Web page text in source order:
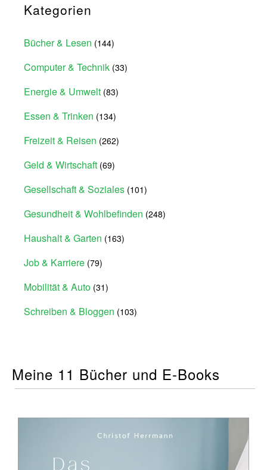
Kategorien
Bücher & Lesen (144)
Computer & Technik (33)
Energie & Umwelt (83)
Essen & Trinken (134)
Freizeit & Reisen (262)
Geld & Wirtschaft (69)
Gesellschaft & Soziales (101)
Gesundheit & Wohlbefinden (248)
Haushalt & Garten (163)
Job & Karriere (79)
Mobilität & Auto (31)
Schreiben & Bloggen (103)
Meine 11 Bücher und E-Books